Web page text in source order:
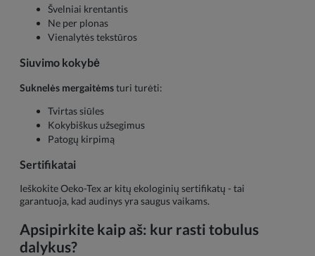
Švelniai krentantis
Ne per plonas
Vienalytės tekstūros
Siuvimo kokybė
Suknelės mergaitėmsturi turėti:
Tvirtas siūles
Kokybiškus užsegimus
Patogų kirpimą
Sertifikatai
Ieškokite Oeko-Tex ar kitų ekologinių sertifikatų - tai
garantuoja, kad audinys yra saugus vaikams.
Apsipirkite kaip aš: kur rasti tobulus
dalykus?